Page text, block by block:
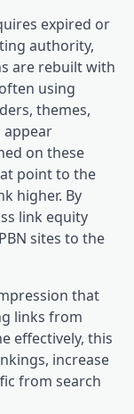
expired or
authority,
are rebuilt with
using
themes,
appear
on these
point to the
higher. By
link equity
sites to the
that
links from
effectively, this
increase
from search